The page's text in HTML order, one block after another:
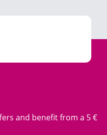
and benefit from a 5 €